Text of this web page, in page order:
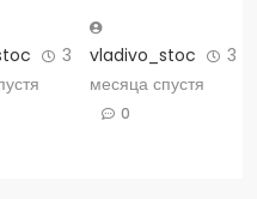
3
vladivo_stoc
3
месяца спустя
0